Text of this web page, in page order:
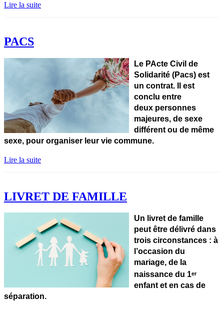
Lire la suite
PACS
Le PActe Civil de
Solidarité (Pacs) est
un contrat. Il est
conclu entre
deux personnes
majeures, de sexe
différent ou de même
sexe, pour organiser leur vie commune.
Lire la suite
LIVRET DE FAMILLE
Un livret de famille
peut être délivré dans
trois circonstances : à
l’occasion du
mariage, de la
naissance du 1er
enfant et en cas de
séparation.